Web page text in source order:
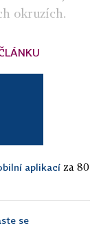
okruzích.
aplikací za 80
se